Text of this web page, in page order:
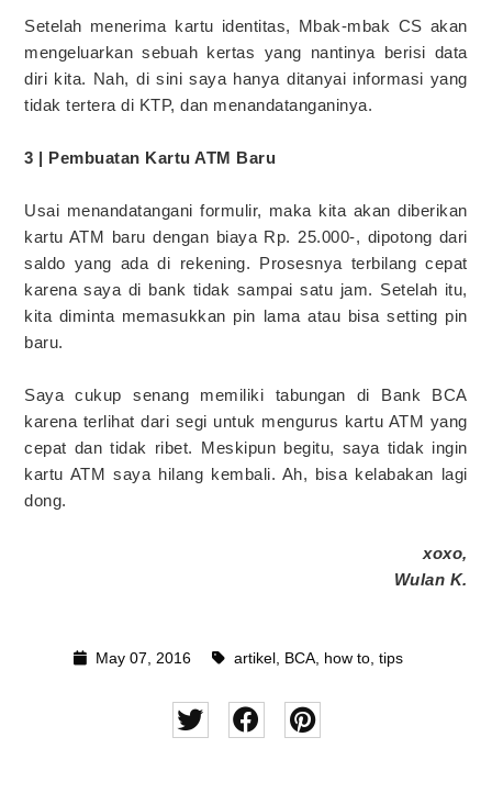
Setelah menerima kartu identitas, Mbak-mbak CS akan
mengeluarkan sebuah kertas yang nantinya berisi data
diri kita. Nah, di sini saya hanya ditanyai informasi yang
tidak tertera di KTP, dan menandatanganinya.
3 | Pembuatan Kartu ATM Baru
Usai menandatangani formulir, maka kita akan diberikan
kartu ATM baru dengan biaya Rp. 25.000-, dipotong dari
saldo yang ada di rekening. Prosesnya terbilang cepat
karena saya di bank tidak sampai satu jam. Setelah itu,
kita diminta memasukkan pin lama atau bisa setting pin
baru.
Saya cukup senang memiliki tabungan di Bank BCA
karena terlihat dari segi untuk mengurus kartu ATM yang
cepat dan tidak ribet. Meskipun begitu, saya tidak ingin
kartu ATM saya hilang kembali. Ah, bisa kelabakan lagi
dong.
xoxo,
Wulan K.
May 07, 2016 artikel BCA, how to, tips